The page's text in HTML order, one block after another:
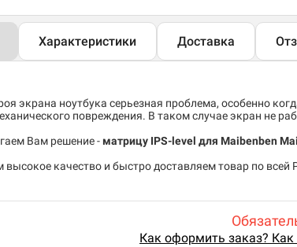
Характеристики Доставка
экрана ноутбука серьезная проблема, особенно
повреждения. В таком случае экран не
Вам решение - матрицу IPS-level для Maibenben
высокое качество и быстро доставляем товар по всей
Как оформить заказ? Как